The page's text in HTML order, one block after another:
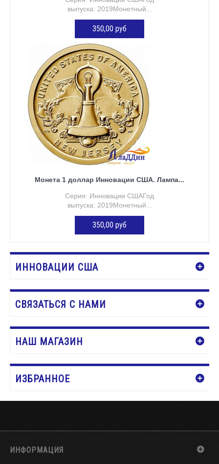
выпуска: 2019Монетный...
350,00 руб
ДОБАВИТЬ В КОРЗИНУ
Монета 1 доллар Инновации США. Лампа...
Серия: Инновации СШАГод
выпуска: 2019Монетный...
350,00 руб
ИННОВАЦИИ США
СВЯЗАТЬСЯ С НАМИ
НАШ МАГАЗИН
ИЗБРАННОЕ
ИНФОРМАЦИЯ